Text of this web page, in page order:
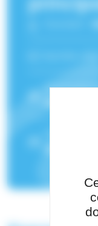
Service(s)
Pôle de